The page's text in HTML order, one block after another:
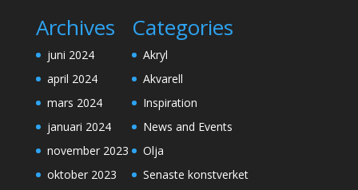
Archives
juni 2024
april 2024
mars 2024
januari 2024
november 2023
oktober 2023
Categories
Akryl
Akvarell
Inspiration
News and Events
Olja
Senaste konstverket